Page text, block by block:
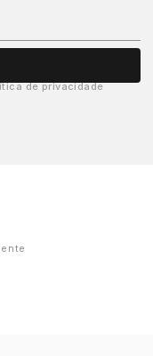
de privacidade